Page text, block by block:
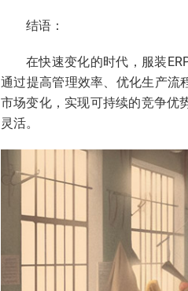
结语：
在快速变化的时代，服装
通过提高管理效率、优化生产流
市场变化，实现可持续的竞争优
灵活。